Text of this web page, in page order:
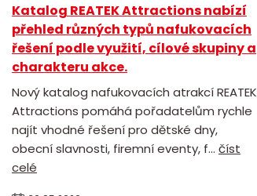
Katalog REATEK Attractions nabízí
přehled různých typů nafukovacích
řešení podle využití, cílové skupiny a
charakteru akce.
Nový katalog nafukovacích atrakcí REATEK
Attractions pomáhá pořadatelům rychle
najít vhodné řešení pro dětské dny,
obecní slavnosti, firemní eventy, f... číst
celé